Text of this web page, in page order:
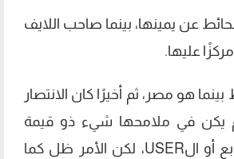
عن يمينها، بينما صاحب اللايف
عليها.
هو مصر، ثم أخيرًا كان الانتصار
يكن في ملامحها شيء ذو قيمة
للمشاهد أو المتابع أو الUSER، لكن الأمر ظل كما